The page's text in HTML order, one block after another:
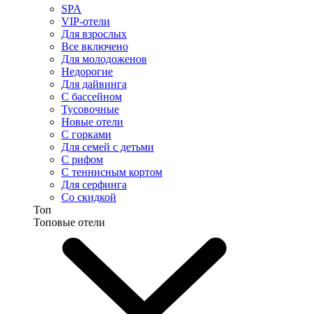
SPA
VIP-отели
Для взрослых
Все включено
Для молодоженов
Недорогие
Для дайвинга
С бассейном
Тусовочные
Новые отели
С горками
Для семей с детьми
С рифом
С теннисным кортом
Для серфинга
Со скидкой
Топ
Топовые отели